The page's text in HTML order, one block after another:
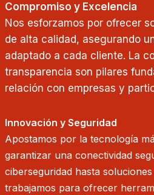
Compromiso y Excelencia
Nos esforzamos por ofrecer
de alta calidad, asegurando
adaptado a cada cliente. La
transparencia son pilares
relación con empresas y
Innovación y Seguridad
Apostamos por la tecnología
garantizar una conectividad
ciberseguridad hasta
trabajamos para ofrecer